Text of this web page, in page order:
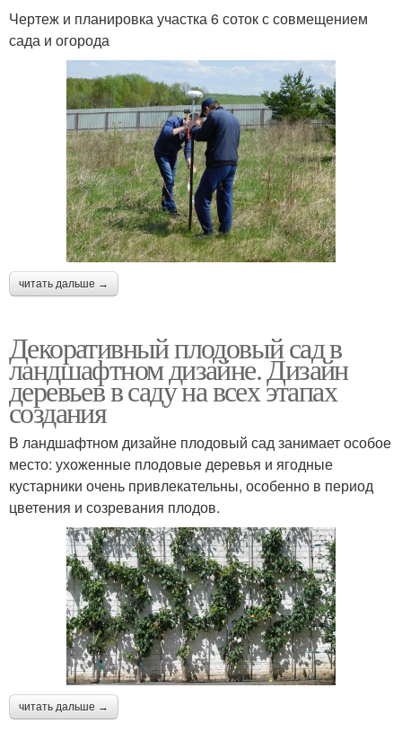
Чертеж и планировка участка 6 соток с совмещением
сада и огорода
читать дальше →
Декоративный плодовый сад в
ландшафтном дизайне. Дизайн
деревьев в саду на всех этапах
создания
В ландшафтном дизайне плодовый сад занимает особое
место: ухоженные плодовые деревья и ягодные
кустарники очень привлекательны, особенно в период
цветения и созревания плодов.
читать дальше →